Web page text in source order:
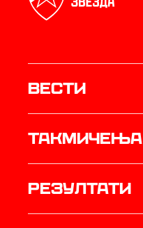
Вести
Такмичења
резултати